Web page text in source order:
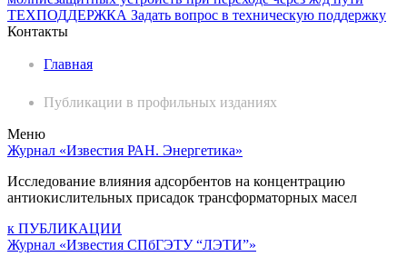
ТЕХПОДДЕРЖКА Задать вопрос в техническую поддержку
Контакты
Главная
Публикации в профильных изданиях
Меню
Журнал «Известия РАН. Энергетика»
Исследование влияния адсорбентов на концентрацию
антиокислительных присадок трансформаторных масел
к ПУБЛИКАЦИИ
Журнал «Известия СПбГЭТУ “ЛЭТИ”»